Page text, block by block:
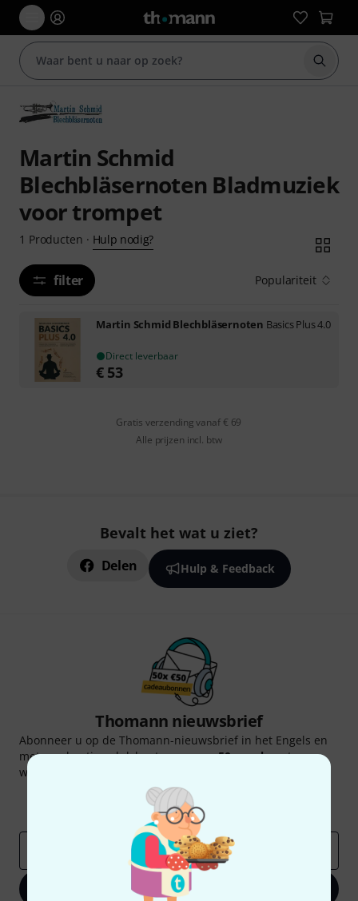
Zoek
Martin Schmid
Blechbläsernoten Bladmuziek
voor trompet
1 Producten · Hulp nodig?
filter Populariteit
Martin Schmid Blechbläsernoten Basics Plus 4.0
Direct leverbaar
€ 53
Gratis verzending vanaf € 69
Alle prijzen incl. btw
Bevalt het wat u ziet?
Delen Hulp & Feedback
Thomann nieuwsbrief
Abonneer u op de Thomann-nieuwsbrief in het Engels en
met een beetje geluk kunt u een van50 voucherster
waarde van
Inspirerende bijdragen
Thomann-inzichten
Registreer nu